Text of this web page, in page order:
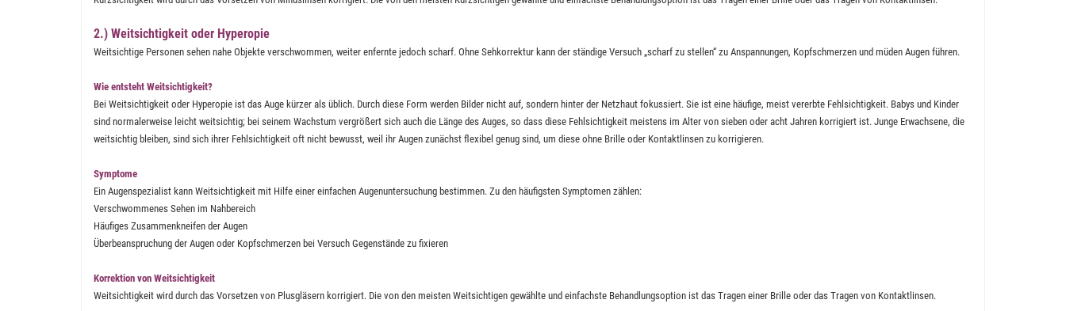
2.) Weitsichtigkeit oder Hyperopie
Weitsichtige Personen sehen nahe Objekte verschwommen, weiter enfernte jedoch scharf. Ohne Sehkorrektur kann der ständige Versuch „scharf zu stellen“ zu Anspannungen, Kopfschmerzen und müden Augen führen.
Wie entsteht Weitsichtigkeit?
Bei Weitsichtigkeit oder Hyperopie ist das Auge kürzer als üblich. Durch diese Form werden Bilder nicht auf, sondern hinter der Netzhaut fokussiert. Sie ist eine häufige, meist vererbte Fehlsichtigkeit. Babys und Kinder
sind normalerweise leicht weitsichtig; bei seinem Wachstum vergrößert sich auch die Länge des Auges, so dass diese Fehlsichtigkeit meistens im Alter von sieben oder acht Jahren korrigiert ist. Junge Erwachsene, die
weitsichtig bleiben, sind sich ihrer Fehlsichtigkeit oft nicht bewusst, weil ihr Augen zunächst flexibel genug sind, um diese ohne Brille oder Kontaktlinsen zu korrigieren.
Symptome
Ein Augenspezialist kann Weitsichtigkeit mit Hilfe einer einfachen Augenuntersuchung bestimmen. Zu den häufigsten Symptomen zählen:
Verschwommenes Sehen im Nahbereich
Häufiges Zusammenkneifen der Augen
Überbeanspruchung der Augen oder Kopfschmerzen bei Versuch Gegenstände zu fixieren
Korrektion von Weitsichtigkeit
Weitsichtigkeit wird durch das Vorsetzen von Plusgläsern korrigiert. Die von den meisten Weitsichtigen gewählte und einfachste Behandlungsoption ist das Tragen einer Brille oder das Tragen von Kontaktlinsen.